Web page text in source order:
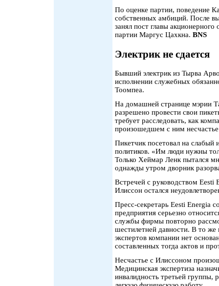
По оценке партии, поведение
собственных амбиций. После
занял пост главы
партии Маргус Цахкна. BNS
Электрик не сдается
Бывший электрик из Тырва
исполнении служебных
Тоомпеа.
На домашней странице мэрии
разрешено провести свои
требует расследовать, как
произошедшем с ним
Пикетчик посетовал на слабый
политиков. «Им люди нужны
Только Хеймар Ленк пытался
однажды утром дворник
Встречей с руководством Eesti
Илиссон остался
Пресс-секретарь Eesti Energia
предприятия серьезно
службы фирмы повторно
шестилетней давности. В то же
экспертов компании нет
составленных тогда актов и
Несчастье с Илиссоном
Медицинская экспертиза
инвалидность третьей группы,